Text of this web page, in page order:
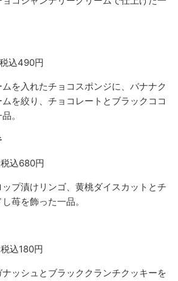
込490円
を入れたチョコスポンジに、バナナク
を絞り、チョコレートとブラックココ
。
込680円
プ漬けリンゴ、黄桃ダイスカットとチ
苺を飾った一品。
込180円
ッシュとブラッククランチクッキーを